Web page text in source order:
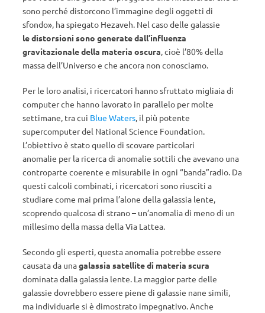
sono perché distorcono l’immagine degli oggetti di
sfondo», ha spiegato Hezaveh. Nel caso delle galassie
le distorsioni sono generate dall’influenza
gravitazionale della materia oscura, cioè l’80% della
massa dell’Universo e che ancora non conosciamo.
Per le loro analisi, i ricercatori hanno sfruttato migliaia di
computer che hanno lavorato in parallelo per molte
settimane, tra cui Blue Waters, il più potente
supercomputer del National Science Foundation.
L’obiettivo è stato quello di scovare particolari
anomalie per la ricerca di anomalie sottili che avevano una
controparte coerente e misurabile in ogni “banda”radio. Da
questi calcoli combinati, i ricercatori sono riusciti a
studiare come mai prima l’alone della galassia lente,
scoprendo qualcosa di strano – un’anomalia di meno di un
millesimo della massa della Via Lattea.
Secondo gli esperti, questa anomalia potrebbe essere
causata da unagalassia satellite di materia scura
dominata dalla galassia lente. La maggior parte delle
galassie dovrebbero essere piene di galassie nane simili,
ma individuarle si è dimostrato impegnativo. Anche